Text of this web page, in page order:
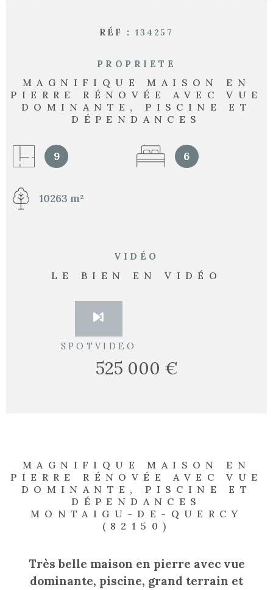
RÉF :134257
PROPRIETE
MAGNIFIQUE MAISON EN
PIERRE RÉNOVÉE AVEC VUE
DOMINANTE, PISCINE ET
DÉPENDANCES
9 6
10263 m²
VIDÉO
LE BIEN EN VIDÉO
SPOTVIDEO
525 000 €
MAGNIFIQUE MAISON EN
PIERRE RÉNOVÉE AVEC VUE
DOMINANTE, PISCINE ET
DÉPENDANCES
MONTAIGU-DE-QUERCY
(82150)
Très belle maison en pierre avec vue
dominante, piscine, grand terrain et